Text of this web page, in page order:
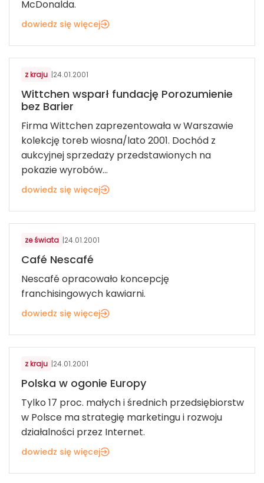
McDonalda.
dowiedz się więcej
z kraju |24.01.2001
Wittchen wsparł fundację Porozumienie
bez Barier
Firma Wittchen zaprezentowała w Warszawie
kolekcję toreb wiosna/lato 2001. Dochód z
aukcyjnej sprzedaży przedstawionych na
pokazie wyrobów...
dowiedz się więcej
ze świata |24.01.2001
Café Nescafé
Nescafé opracowało koncepcję
franchisingowych kawiarni.
dowiedz się więcej
z kraju |24.01.2001
Polska w ogonie Europy
Tylko 17 proc. małych i średnich przedsiębiorstw
w Polsce ma strategię marketingu i rozwoju
działalności przez Internet.
dowiedz się więcej